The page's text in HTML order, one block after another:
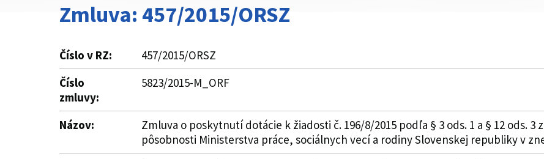
Zmluva: 457/2015/ORSZ
Číslo v RZ:
457/2015/ORSZ
Číslo
zmluvy:
5823/2015-M_ORF
Názov:
Zmluva o poskytnutí dotácie k žiadosti č. 196/8/2015 podľa § 3 ods. 1 a § 12 ods. 3
pôsobnosti Ministerstva práce, sociálnych vecí a rodiny Slovenskej republiky v